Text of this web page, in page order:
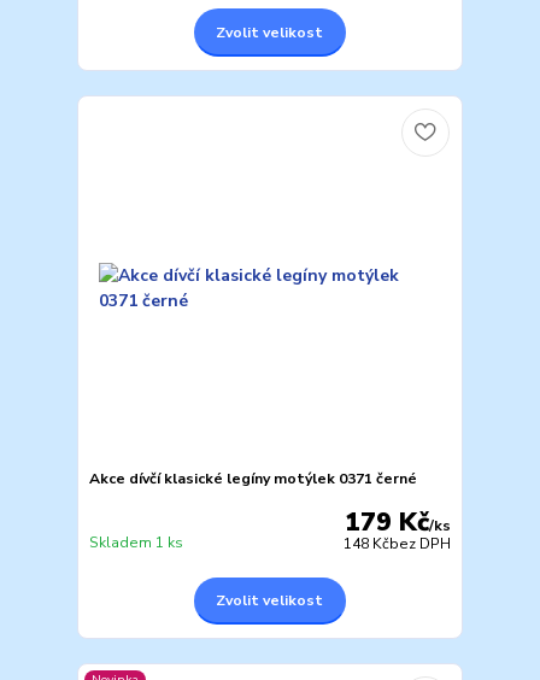
Zvolit velikost
Akce dívčí klasické legíny motýlek 0371 černé
179 Kč/ks
148 Kčbez DPH
Skladem 1 ks
Zvolit velikost